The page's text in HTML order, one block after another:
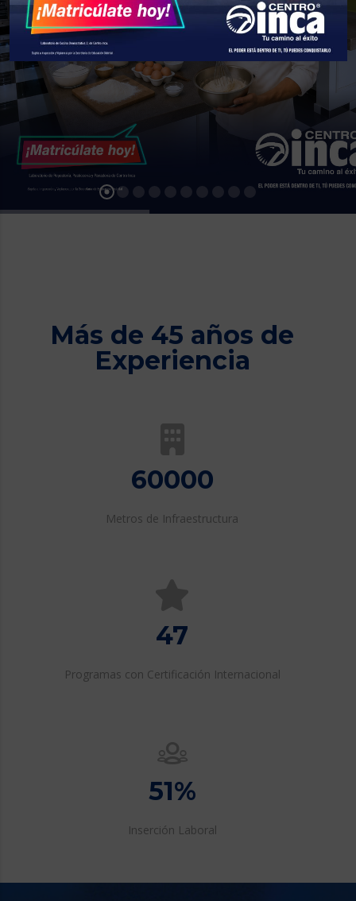
Más de 45 años de
Experiencia
60000
Metros de Infraestructura
47
Programas con Certificación Internacional
51%
Inserción Laboral